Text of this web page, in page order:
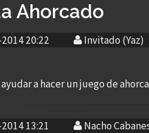
Ahorcado
20:22 Invitado (Yaz)
a hacer un juego de
13:21
Nacho